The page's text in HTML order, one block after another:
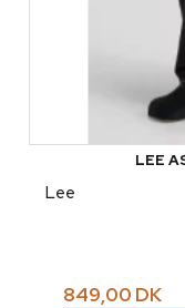
LEE
Lee
849,00 DK